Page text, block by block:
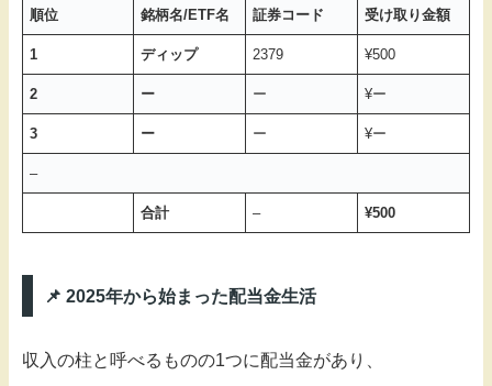
順位 銘柄名/ETF名 証券コード 受け取り金額
1 ディップ 2379 ¥500
2 ー ー ¥ー
3 ー ー ¥ー
–
合計 – ¥500
📌 2025年から始まった配当金生活
収入の柱と呼べるものの1つに配当金があり、